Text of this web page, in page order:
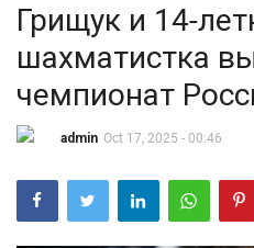
Контакты
Экономика
Грищук и 14-
шахматистка
чемпионат
admin Oct 17, 2025 - 00:46